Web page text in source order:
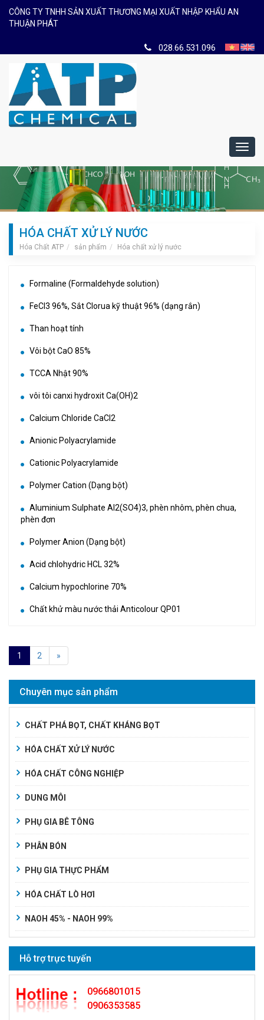
CÔNG TY TNHH SẢN XUẤT THƯƠNG MẠI XUẤT NHẬP KHẨU AN
THUẬN PHÁT
028.66.531.096
HÓA CHẤT XỬ LÝ NƯỚC
Hóa Chất ATP sản phẩm Hóa chất xử lý nước
Formaline (Formaldehyde solution)
FeCl3 96%, Sắt Clorua kỹ thuật 96% (dạng rắn)
Than hoạt tính
Vôi bột CaO 85%
TCCA Nhật 90%
vôi tôi canxi hydroxit Ca(OH)2
Calcium Chloride CaCl2
Anionic Polyacrylamide
Cationic Polyacrylamide
Polymer Cation (Dạng bột)
Aluminium Sulphate Al2(SO4)3, phèn nhôm, phèn chua,
phèn đơn
Polymer Anion (Dạng bột)
Acid chlohydric HCL 32%
Calcium hypochlorine 70%
Chất khử màu nước thải Anticolour QP01
1 2 »
Chuyên mục sản phẩm
CHẤT PHÁ BỌT, CHẤT KHÁNG BỌT
HÓA CHẤT XỬ LÝ NƯỚC
HÓA CHẤT CÔNG NGHIỆP
DUNG MÔI
PHỤ GIA BÊ TÔNG
PHÂN BÓN
PHỤ GIA THỰC PHẨM
HÓA CHẤT LÒ HƠI
NAOH 45% - NAOH 99%
Hỗ trợ trực tuyến
0966801015
0906353585